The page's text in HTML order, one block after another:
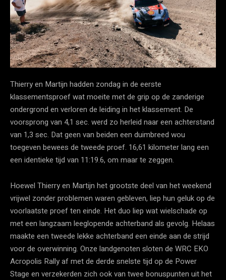
Thierry en Martijn hadden zondag in de eerste
klassementsproef wat moeite met de grip op de zanderige
ondergrond en verloren de leiding in het klassement. De
voorsprong van 4,1 sec. werd zo herleid naar een achterstand
van 1,3 sec. Dat geen van beiden een duimbreed wou
toegeven bewees de tweede proef. 16,61 kilometer lang een
een identieke tijd van 11:19.6, om maar te zeggen.
Hoewel Thierry en Martijn het grootste deel van het weekend
vrijwel zonder problemen waren gebleven, liep hun geluk op de
voorlaatste proef ten einde. Het duo liep wat wielschade op
met een langzaam leeglopende achterband als gevolg. Helaas
maakte een tweede lekke achterband een einde aan de strijd
voor de overwinning. Onze landgenoten sloten de WRC EKO
Acropolis Rally af met de derde snelste tijd op de Power
Stage en verzekerden zich ook van twee bonuspunten uit het